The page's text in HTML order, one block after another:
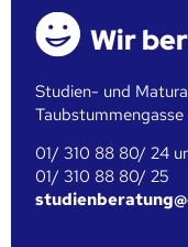
Wir
Studien- und
01/ 310 88 80/ 24
01/ 310 88 80/ 25